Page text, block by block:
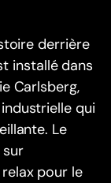
derrière
installé dans
Carlsberg,
qui
Le
pour le